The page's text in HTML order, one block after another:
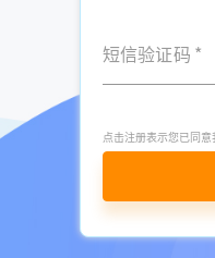
0.0001微米，相当于头发
和细菌，保障家人饮水安
四、异议处理：转化拒绝为
面对客户拒绝，需快速识
价格异议：“我理解您对
价，但提供3年免费维护
短信验证码 *
点击注册表示您已同意